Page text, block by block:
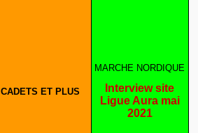
CADETS ET PLUS
MARCHE NORDIQUE
Interview site
Ligue Aura mai
2021